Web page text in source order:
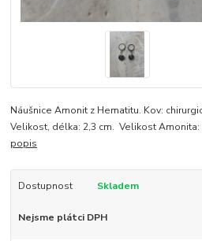
Náušnice Amonit z Hematitu. Kov:
Velikost, délka: 2,3 cm. Velikost
popis
Dostupnost Skladem
Nejsme plátci DPH